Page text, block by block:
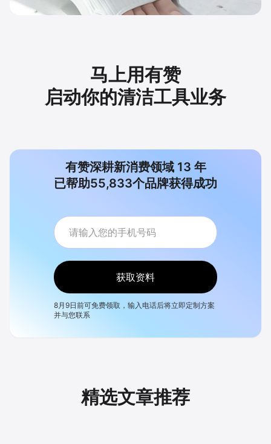
马上用有赞
启动你的清洁工具业务
有赞深耕新消费领域 13 年
已帮助55,833个品牌获得成功
获取资料
8月9日前可免费领取，输入电话后将立即定制方案
并与您联系
精选文章推荐